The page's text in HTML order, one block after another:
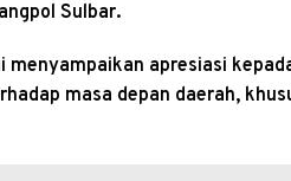
Sulbar.
menyampaikan apresiasi
masa depan daerah,